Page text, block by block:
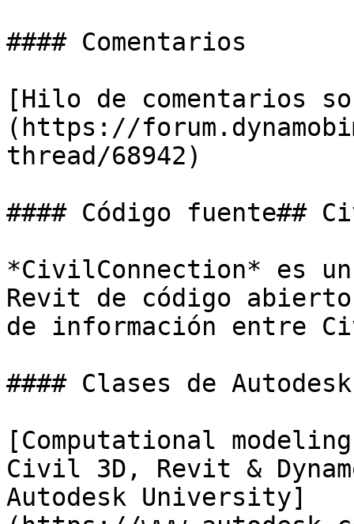
#### Comentarios
[Hilo de comentarios
(https://
thread/68942)
#### Código fuente##
*CivilConnection* es un
Revit de código
de información entre
#### Clases de
[Computational
Civil 3D, Revit &
Autodesk University]